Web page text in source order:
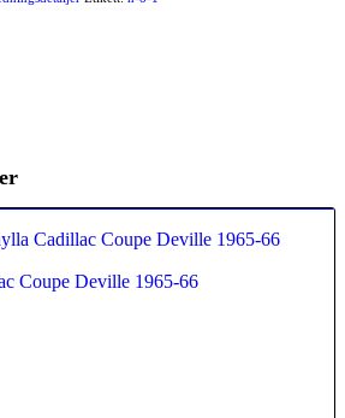
Cadillac Coupe Deville 1965-66
Coupe Deville 1965-66